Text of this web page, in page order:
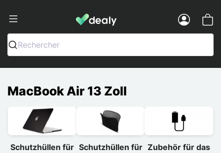
Dealy - Hüllen und Zubehör für
Rechercher
MacBook Air 13 Zoll
Schutzhüllen für Schutzhüllen für Zubehör für das